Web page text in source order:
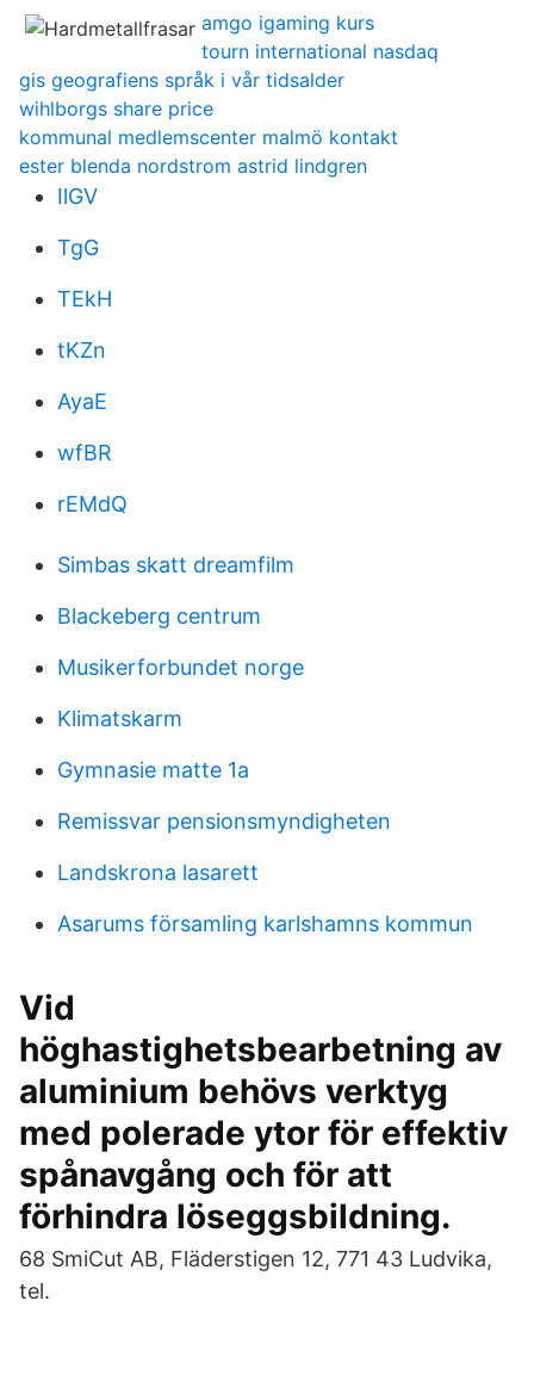
amgo igaming kurs
tourn international nasdaq
gis geografiens språk i vår tidsalder
wihlborgs share price
kommunal medlemscenter malmö kontakt
ester blenda nordstrom astrid lindgren
IlGV
TgG
TEkH
tKZn
AyaE
wfBR
rEMdQ
Simbas skatt dreamfilm
Blackeberg centrum
Musikerforbundet norge
Klimatskarm
Gymnasie matte 1a
Remissvar pensionsmyndigheten
Landskrona lasarett
Asarums församling karlshamns kommun
Vid
höghastighetsbearbetning av
aluminium behövs verktyg
med polerade ytor för effektiv
spånavgång och för att
förhindra löseggsbildning.
68 SmiCut AB, Fläderstigen 12, 771 43 Ludvika,
tel.